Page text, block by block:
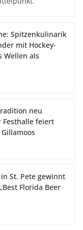
Spitzenkulinarik
mit Hockey-
Wellen als
neu
Festhalle feiert
in St. Pete gewinnt
Florida Beer